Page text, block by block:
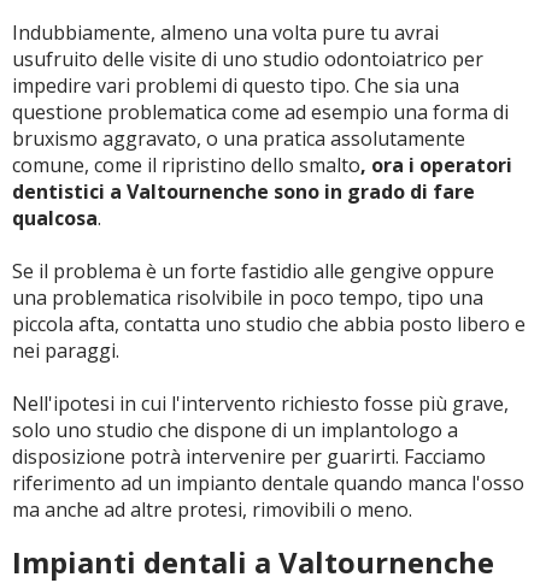
Indubbiamente, almeno una volta pure tu avrai
usufruito delle visite di uno studio odontoiatrico per
impedire vari problemi di questo tipo. Che sia una
questione problematica come ad esempio una forma di
bruxismo aggravato, o una pratica assolutamente
comune, come il ripristino dello smalto, ora i operatori
dentistici a Valtournenche sono in grado di fare
qualcosa.
Se il problema è un forte fastidio alle gengive oppure
una problematica risolvibile in poco tempo, tipo una
piccola afta, contatta uno studio che abbia posto libero e
nei paraggi.
Nell'ipotesi in cui l'intervento richiesto fosse più grave,
solo uno studio che dispone di un implantologo a
disposizione potrà intervenire per guarirti. Facciamo
riferimento ad un impianto dentale quando manca l'osso
ma anche ad altre protesi, rimovibili o meno.
Impianti dentali a Valtournenche